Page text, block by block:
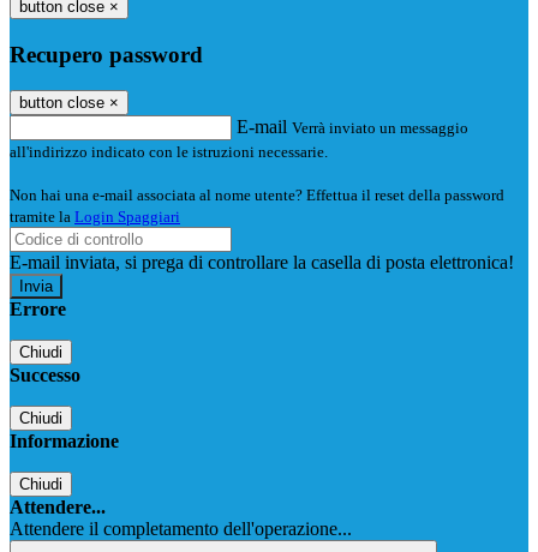
button close ×
Recupero password
button close ×
E-mail Verrà inviato un messaggio
all'indirizzo indicato con le istruzioni necessarie.
Non hai una e-mail associata al nome utente? Effettua il reset della password
tramite la Login Spaggiari
E-mail inviata, si prega di controllare la casella di posta elettronica!
Errore
Chiudi
Successo
Chiudi
Informazione
Chiudi
Attendere...
Attendere il completamento dell'operazione...